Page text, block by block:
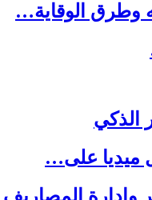
وطرق الوقاية…